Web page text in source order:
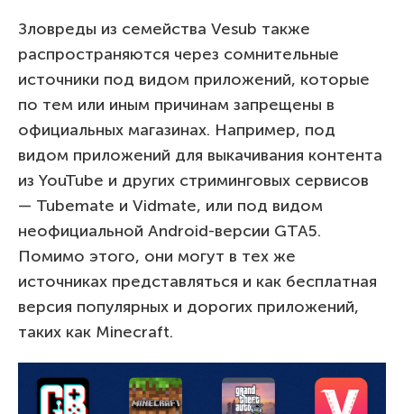
Зловреды из семейства Vesub также
распространяются через сомнительные
источники под видом приложений, которые
по тем или иным причинам запрещены в
официальных магазинах. Например, под
видом приложений для выкачивания контента
из YouTube и других стриминговых сервисов
— Tubemate и Vidmate, или под видом
неофициальной Android-версии GTA5.
Помимо этого, они могут в тех же
источниках представляться и как бесплатная
версия популярных и дорогих приложений,
таких как Minecraft.